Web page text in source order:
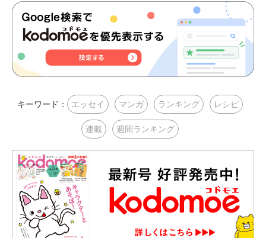
キーワード： エッセイ マンガ ランキング レシピ
連載 週間ランキング